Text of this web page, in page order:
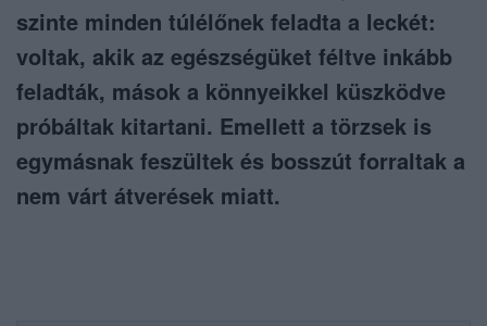
szinte minden túlélőnek feladta a leckét:
voltak, akik az egészségüket féltve inkább
feladták, mások a könnyeikkel küszködve
próbáltak kitartani. Emellett a törzsek is
egymásnak feszültek és bosszút forraltak a
nem várt átverések miatt.